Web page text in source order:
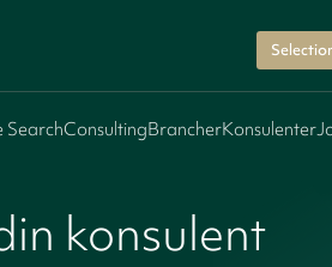
SearchConsultingBrancherKonsulenter
konsulent